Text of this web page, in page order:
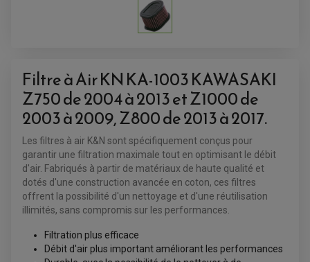
ACCESSOIRES QUAD
ACCESSOIRES ANODISES POUR QUAD
BOUCHON DE RÉSERVOIR QUAD
GUIDON QUAD
KIT DÉCO QUAD / SSV
KIT POIGNÉE DE GAZ QUAD
POIGNÉE QUAD
PONTETS / REHAUSSES DE GUIDON
REPOSE PIED QUAD
Filtre à Air KN KA-1003 KAWASAKI
Z750 de 2004 à 2013 et Z1000 de
2003 à 2009, Z800 de 2013 à 2017.
Les filtres à air K&N sont spécifiquement conçus pour
garantir une filtration maximale tout en optimisant le débit
d'air. Fabriqués à partir de matériaux de haute qualité et
dotés d'une construction avancée en coton, ces filtres
offrent la possibilité d'un nettoyage et d'une réutilisation
illimités, sans compromis sur les performances.
Filtration plus efficace
Débit d'air plus important améliorant les performances